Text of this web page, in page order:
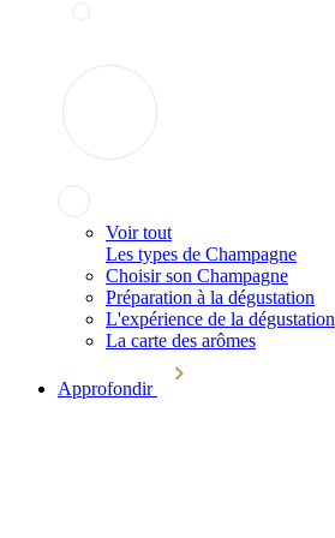
Voir tout
Les types de Champagne
Choisir son Champagne
Préparation à la dégustation
L'expérience de la dégustation
La carte des arômes
Approfondir